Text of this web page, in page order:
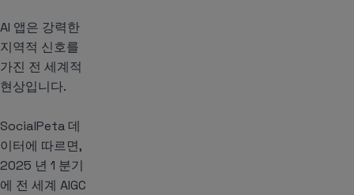
AI 앱은 강력한
지역적 신호를
가진 전 세계적
현상입니다.
SocialPeta 데
이터에 따르면,
2025 년 1 분기
에 전 세계 AIGC